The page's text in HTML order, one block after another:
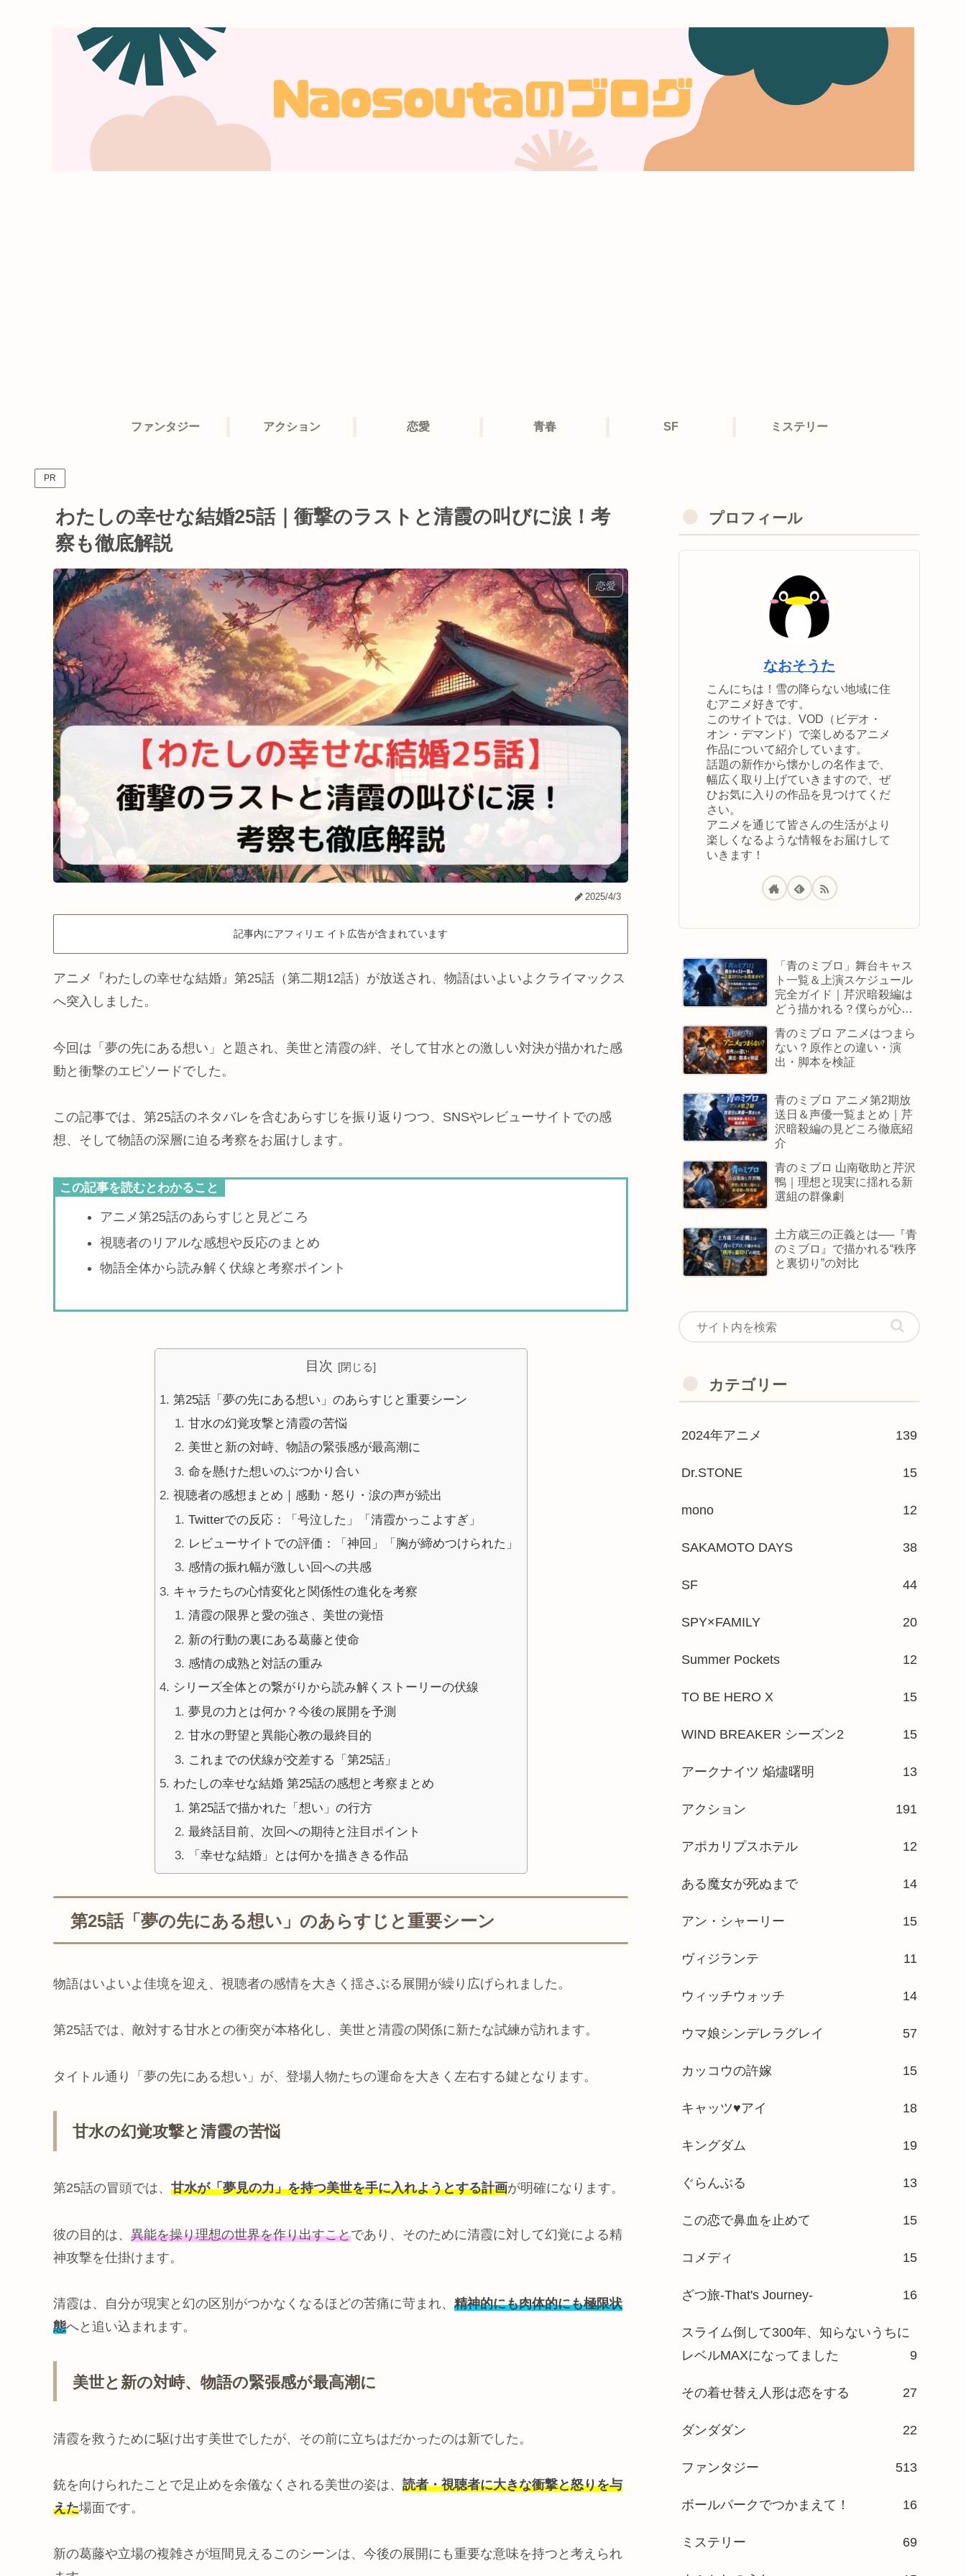
ファンタジー アクション 恋愛 青春 SF ミステリー
PR
わたしの幸せな結婚25話｜衝撃のラストと清霞の叫びに涙！考
察も徹底解説
恋愛
2025/4/3
記事内にアフィリエ イト広告が含まれています
アニメ『わたしの幸せな結婚』第25話（第二期12話）が放送され、物語はいよいよクライマックス
へ突入しました。
今回は「夢の先にある想い」と題され、美世と清霞の絆、そして甘水との激しい対決が描かれた感
動と衝撃のエピソードでした。
この記事では、第25話のネタバレを含むあらすじを振り返りつつ、SNSやレビューサイトでの感
想、そして物語の深層に迫る考察をお届けします。
この記事を読むとわかること
アニメ第25話のあらすじと見どころ
視聴者のリアルな感想や反応のまとめ
物語全体から読み解く伏線と考察ポイント
目次
第25話「夢の先にある想い」のあらすじと重要シーン
甘水の幻覚攻撃と清霞の苦悩
美世と新の対峙、物語の緊張感が最高潮に
命を懸けた想いのぶつかり合い
視聴者の感想まとめ｜感動・怒り・涙の声が続出
Twitterでの反応：「号泣した」「清霞かっこよすぎ」
レビューサイトでの評価：「神回」「胸が締めつけられた」
感情の振れ幅が激しい回への共感
キャラたちの心情変化と関係性の進化を考察
清霞の限界と愛の強さ、美世の覚悟
新の行動の裏にある葛藤と使命
感情の成熟と対話の重み
シリーズ全体との繋がりから読み解くストーリーの伏線
夢見の力とは何か？今後の展開を予測
甘水の野望と異能心教の最終目的
これまでの伏線が交差する「第25話」
わたしの幸せな結婚 第25話の感想と考察まとめ
第25話で描かれた「想い」の行方
最終話目前、次回への期待と注目ポイント
「幸せな結婚」とは何かを描ききる作品
第25話「夢の先にある想い」のあらすじと重要シーン
物語はいよいよ佳境を迎え、視聴者の感情を大きく揺さぶる展開が繰り広げられました。
第25話では、敵対する甘水との衝突が本格化し、美世と清霞の関係に新たな試練が訪れます。
タイトル通り「夢の先にある想い」が、登場人物たちの運命を大きく左右する鍵となります。
甘水の幻覚攻撃と清霞の苦悩
第25話の冒頭では、 甘水が「夢見の力」を持つ美世を手に入れようとする計画が明確になります。
彼の目的は、 異能を操り理想の世界を作り出すことであり、そのために清霞に対して幻覚による精
神攻撃を仕掛けます。
清霞は、自分が現実と幻の区別がつかなくなるほどの苦痛に苛まれ、 精神的にも肉体的にも極限状
態へと追い込まれます。
美世と新の対峙、物語の緊張感が最高潮に
清霞を救うために駆け出す美世でしたが、その前に立ちはだかったのは新でした。
銃を向けられたことで足止めを余儀なくされる美世の姿は、 読者・視聴者に大きな衝撃と怒りを与
えた場面です。
新の葛藤や立場の複雑さが垣間見えるこのシーンは、今後の展開にも重要な意味を持つと考えられ
プロフィール
なおそうた
こんにちは！雪の降らない地域に住
むアニメ好きです。
このサイトでは、VOD（ビデオ・
オン・デマンド）で楽しめるアニメ
作品について紹介しています。
話題の新作から懐かしの名作まで、
幅広く取り上げていきますので、ぜ
ひお気に入りの作品を見つけてくだ
さい。
アニメを通じて皆さんの生活がより
楽しくなるような情報をお届けして
いきます！
「青のミブロ」舞台キャス
ト一覧＆上演スケジュール
完全ガイド｜芹沢暗殺編は
どう描かれる？僕らが心で
青のミブロ アニメはつまら
ない？原作との違い・演
出・脚本を検証
青のミブロ アニメ第2期放
送日＆声優一覧まとめ｜芹
沢暗殺編の見どころ徹底紹
介
青のミブロ 山南敬助と芹沢
鴨｜理想と現実に揺れる新
選組の群像劇
土方歳三の正義とは──『青
のミブロ』で描かれる“秩序
と裏切り”の対比
カテゴリー
2024年アニメ 139
Dr.STONE 15
mono 12
SAKAMOTO DAYS 38
SF 44
SPY×FAMILY 20
Summer Pockets 12
TO BE HERO X 15
WIND BREAKER シーズン2 15
アークナイツ 焔燼曙明 13
アクション 191
アポカリプスホテル 12
ある魔女が死ぬまで 14
アン・シャーリー 15
ヴィジランテ 11
ウィッチウォッチ 14
ウマ娘シンデレラグレイ 57
カッコウの許嫁 15
キャッツ♥アイ 18
キングダム 19
ぐらんぶる 13
この恋で鼻血を止めて 15
コメディ 15
ざつ旅-That's Journey- 16
スライム倒して300年、知らないうちに
レベルMAXになってました
9
その着せ替え人形は恋をする 27
ダンダダン 22
ファンタジー 513
ボールパークでつかまえて！ 16
ミステリー 69